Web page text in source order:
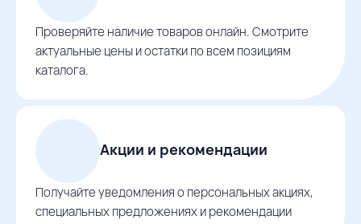
Проверяйте наличие товаров онлайн. Смотрите
актуальные цены и остатки по всем позициям
каталога.
Акции и рекомендации
Получайте уведомления о персональных акциях,
специальных предложениях и рекомендации